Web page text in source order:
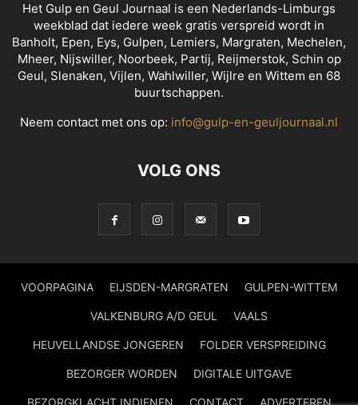
Het Gulp en Geul Journaal is een Nederlands-Limburgs
weekblad dat iedere week gratis verspreid wordt in
Banholt, Epen, Eys, Gulpen, Lemiers, Margraten, Mechelen,
Mheer, Nijswiller, Noorbeek, Partij, Reijmerstok, Schin op
Geul, Slenaken, Vijlen, Wahlwiller, Wijlre en Wittem en 68
buurtschappen.
Neem contact met ons op: info@gulp-en-geuljournaal.nl
VOLG ONS
VOORPAGINA EIJSDEN-MARGRATEN GULPEN-WITTEM
VALKENBURG A/D GEUL VAALS
HEUVELLANDSE JONGEREN FOLDER VERSPREIDING
BEZORGER WORDEN DIGITALE UITGAVE